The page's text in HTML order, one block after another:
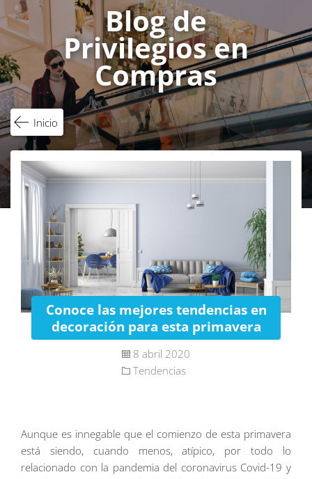
Blog de
Privilegios en
Compras
Inicio
Conoce las mejores tendencias en
decoración para esta primavera
8 abril 2020
Tendencias
Aunque es innegable que el comienzo de esta primavera
está siendo, cuando menos, atípico, por todo lo
relacionado con la pandemia del coronavirus Covid-19 y